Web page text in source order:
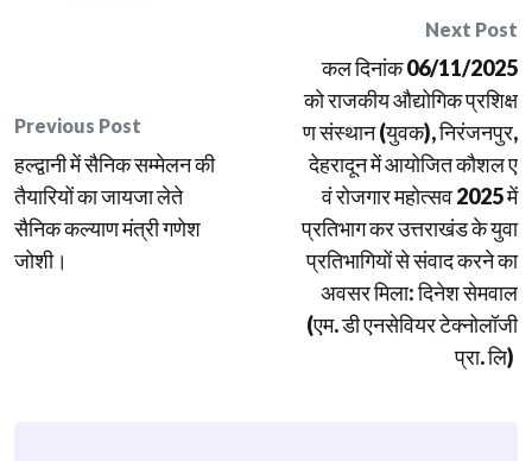
Previous Post
हल्द्वानी में सैनिक सम्मेलन की
तैयारियों का जायजा लेते
सैनिक कल्याण मंत्री गणेश
जोशी।
Next Post
कल दिनांक 06/11/2025
को राजकीय औद्योगिक प्रशिक्ष
ण संस्थान (युवक), निरंजनपुर,
देहरादून में आयोजित कौशल ए
वं रोजगार महोत्सव 2025 में
प्रतिभाग कर उत्तराखंड के युवा
प्रतिभागियों से संवाद करने का
अवसर मिला: दिनेश सेमवाल
(एम. डी एनसेवियर टेक्नोलॉजी
प्रा. लि)